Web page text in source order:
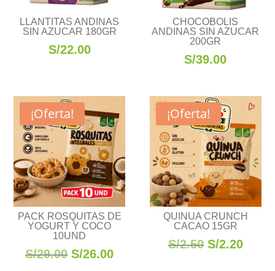
LLANTITAS ANDINAS
SIN AZUCAR 180GR
S/22.00
CHOCOBOLIS
ANDINAS SIN AZUCAR
200GR
S/39.00
¡Oferta!
PACK ROSQUITAS DE
YOGURT Y COCO
10UND
S/29.00 El
S/26.00El
¡Oferta!
QUINUA CRUNCH
CACAO 15GR
S/2.50 El
S/2.20El